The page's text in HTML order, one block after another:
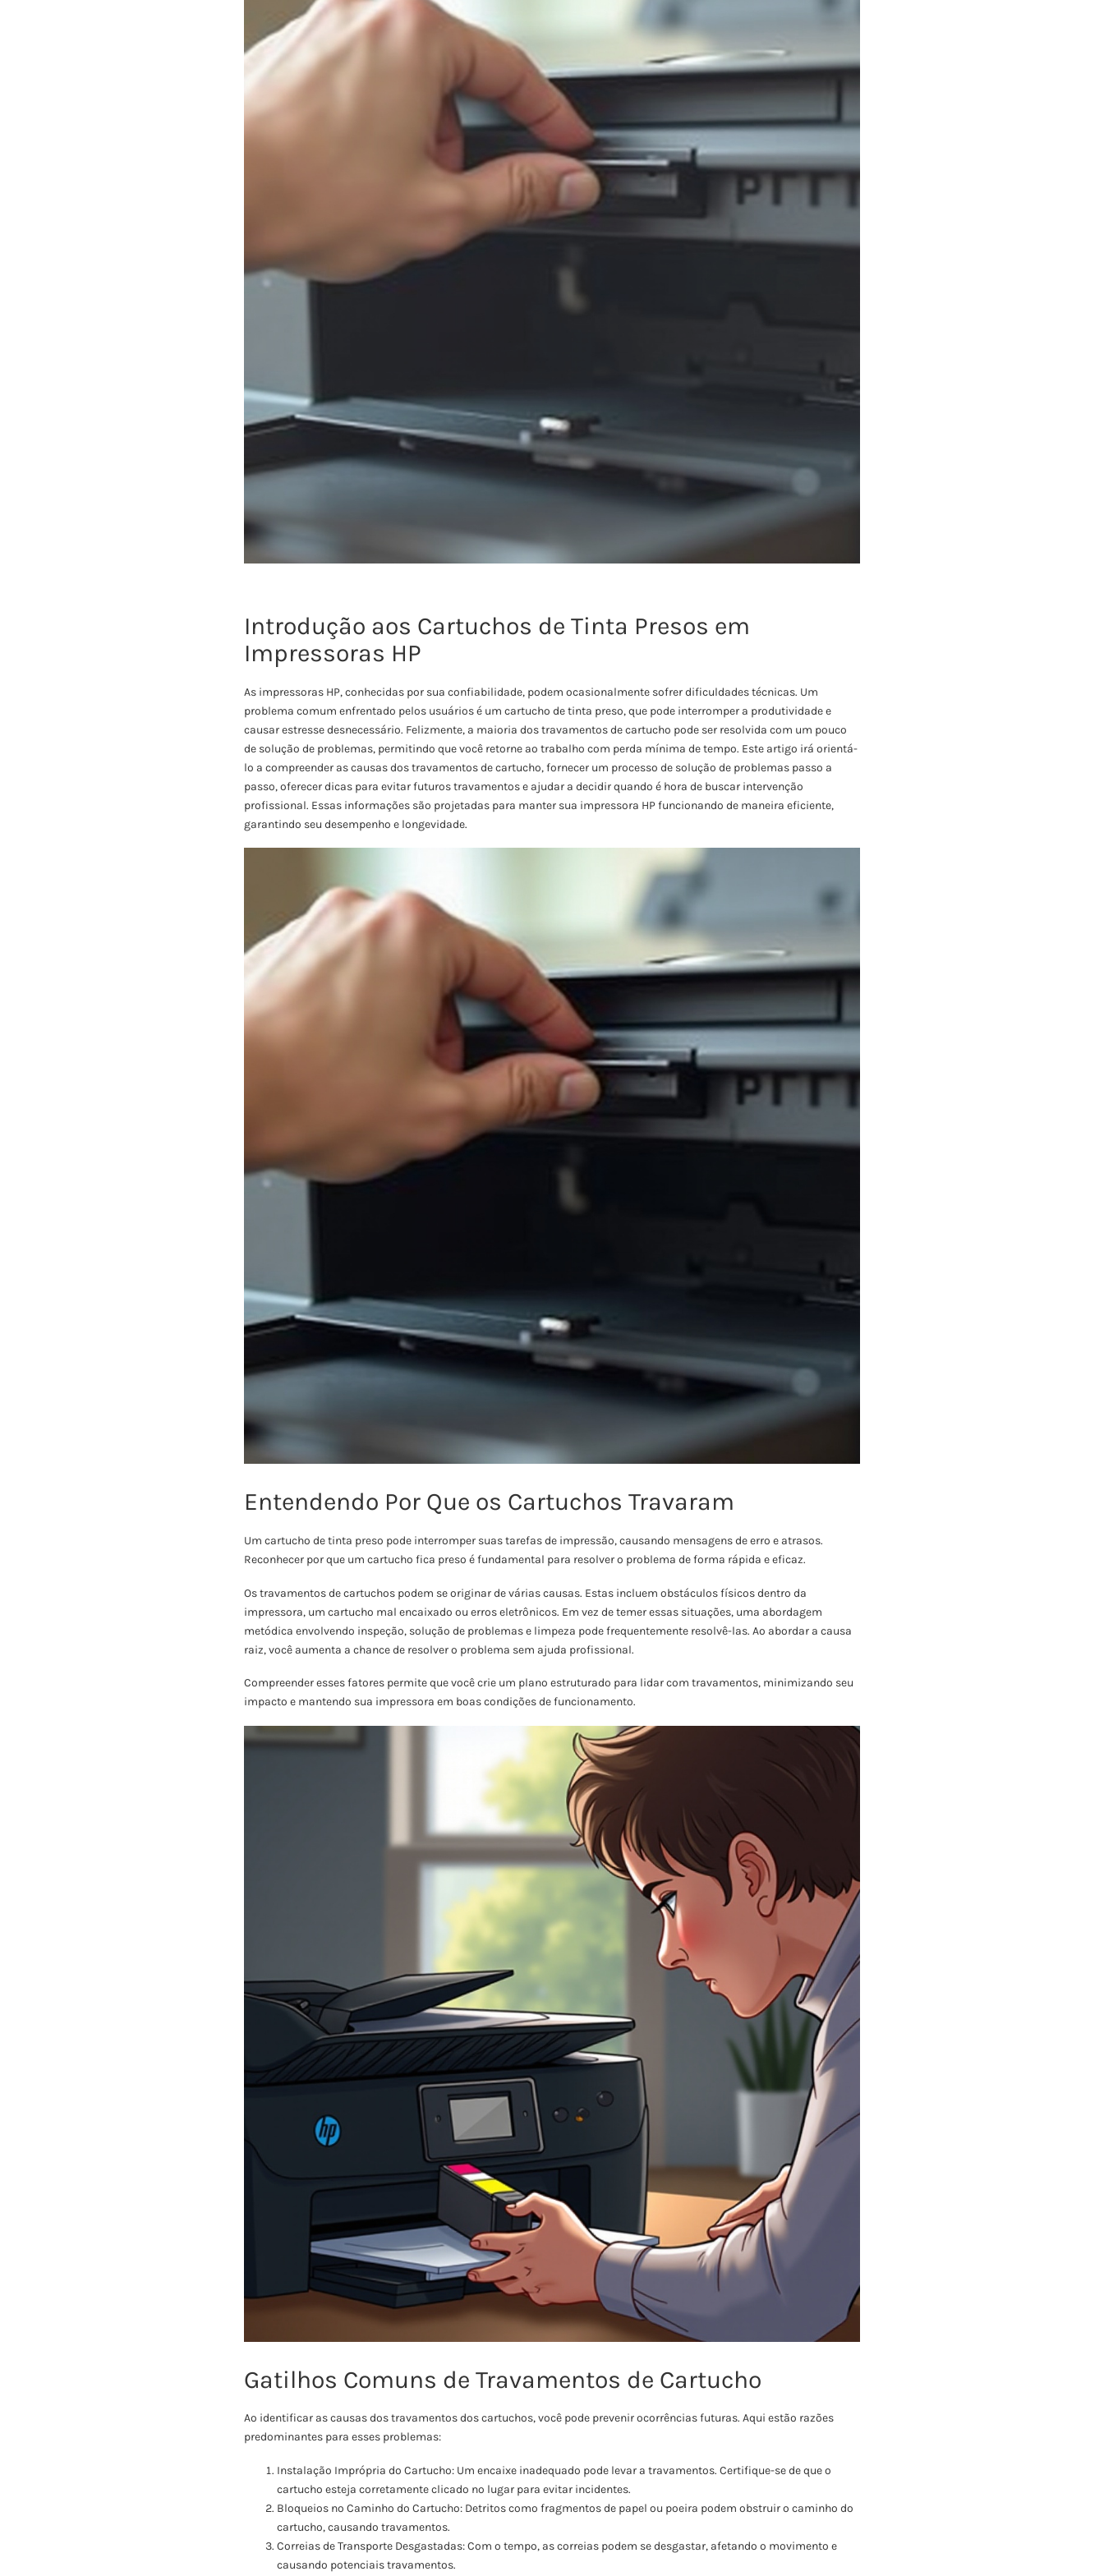
Introdução aos Cartuchos de Tinta Presos em
Impressoras HP
As impressoras HP, conhecidas por sua confiabilidade, podem ocasionalmente sofrer dificuldades técnicas. Um
problema comum enfrentado pelos usuários é um cartucho de tinta preso, que pode interromper a produtividade e
causar estresse desnecessário. Felizmente, a maioria dos travamentos de cartucho pode ser resolvida com um pouco
de solução de problemas, permitindo que você retorne ao trabalho com perda mínima de tempo. Este artigo irá orientá-
lo a compreender as causas dos travamentos de cartucho, fornecer um processo de solução de problemas passo a
passo, oferecer dicas para evitar futuros travamentos e ajudar a decidir quando é hora de buscar intervenção
profissional. Essas informações são projetadas para manter sua impressora HP funcionando de maneira eficiente,
garantindo seu desempenho e longevidade.
Entendendo Por Que os Cartuchos Travaram
Um cartucho de tinta preso pode interromper suas tarefas de impressão, causando mensagens de erro e atrasos.
Reconhecer por que um cartucho fica preso é fundamental para resolver o problema de forma rápida e eficaz.
Os travamentos de cartuchos podem se originar de várias causas. Estas incluem obstáculos físicos dentro da
impressora, um cartucho mal encaixado ou erros eletrônicos. Em vez de temer essas situações, uma abordagem
metódica envolvendo inspeção, solução de problemas e limpeza pode frequentemente resolvê-las. Ao abordar a causa
raiz, você aumenta a chance de resolver o problema sem ajuda profissional.
Compreender esses fatores permite que você crie um plano estruturado para lidar com travamentos, minimizando seu
impacto e mantendo sua impressora em boas condições de funcionamento.
Gatilhos Comuns de Travamentos de Cartucho
Ao identificar as causas dos travamentos dos cartuchos, você pode prevenir ocorrências futuras. Aqui estão razões
predominantes para esses problemas:
Instalação Imprópria do Cartucho: Um encaixe inadequado pode levar a travamentos. Certifique-se de que o
cartucho esteja corretamente clicado no lugar para evitar incidentes.
Bloqueios no Caminho do Cartucho: Detritos como fragmentos de papel ou poeira podem obstruir o caminho do
cartucho, causando travamentos.
Correias de Transporte Desgastadas: Com o tempo, as correias podem se desgastar, afetando o movimento e
causando potenciais travamentos.